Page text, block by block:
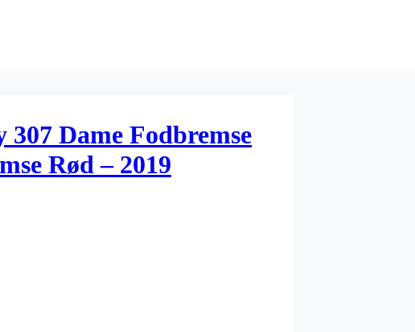
Dame Fodbremse
Rød – 2019